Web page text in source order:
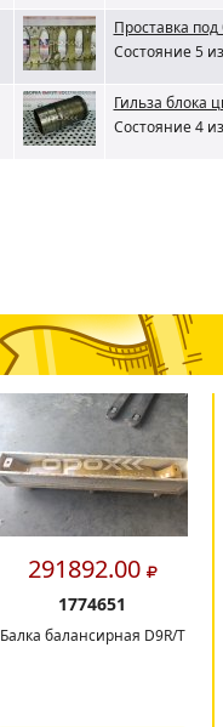
Проставка
Состояние 5
Гильза блока
Состояние 4
291892.00
1774651
Балка балансирная D9R/T